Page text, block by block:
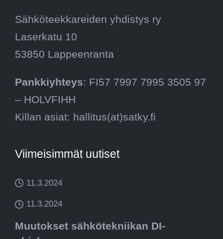
Sähköteekkareiden yhdistys ry
Laserkatu 10
53850 Lappeenranta
Pankkiyhteys: FI57 7997 7995 3505 97
– HOLVFIHH
Killan asiat: hallitus(at)satky.fi
Viimeisimmät uutiset
11.3.2024
11.3.2024
Muutokset sähkötekniikan DI-